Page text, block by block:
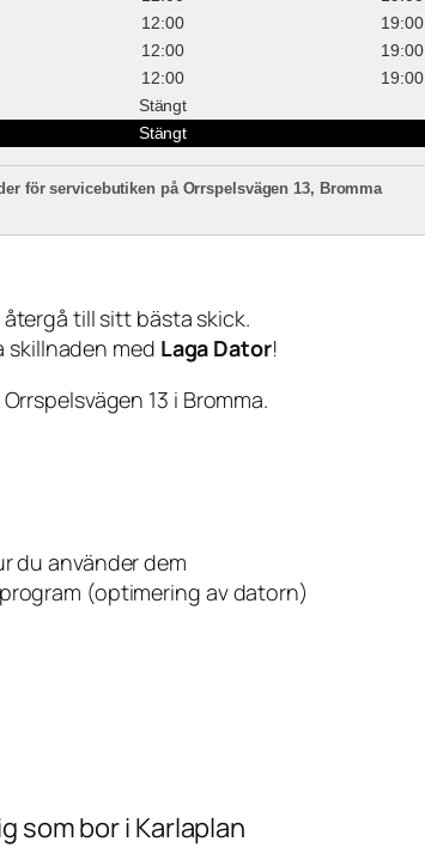
12:00
19:00
12:00
19:00
12:00
19:00
Stängt
Stängt
för servicebutiken på Orrspelsvägen 13, Bromma
till sitt bästa skick.
skillnaden med Laga Dator!
13 i Bromma.
du använder dem
(optimering av datorn)
som bor i Karlaplan